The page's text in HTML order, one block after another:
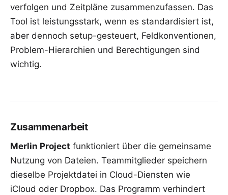
verfolgen und Zeitpläne zusammenzufassen. Das
Tool ist leistungsstark, wenn es standardisiert ist,
aber dennoch setup-gesteuert, Feldkonventionen,
Problem-Hierarchien und Berechtigungen sind
wichtig.
Zusammenarbeit
Merlin Project funktioniert über die gemeinsame
Nutzung von Dateien. Teammitglieder speichern
dieselbe Projektdatei in Cloud-Diensten wie
iCloud oder Dropbox. Das Programm verhindert